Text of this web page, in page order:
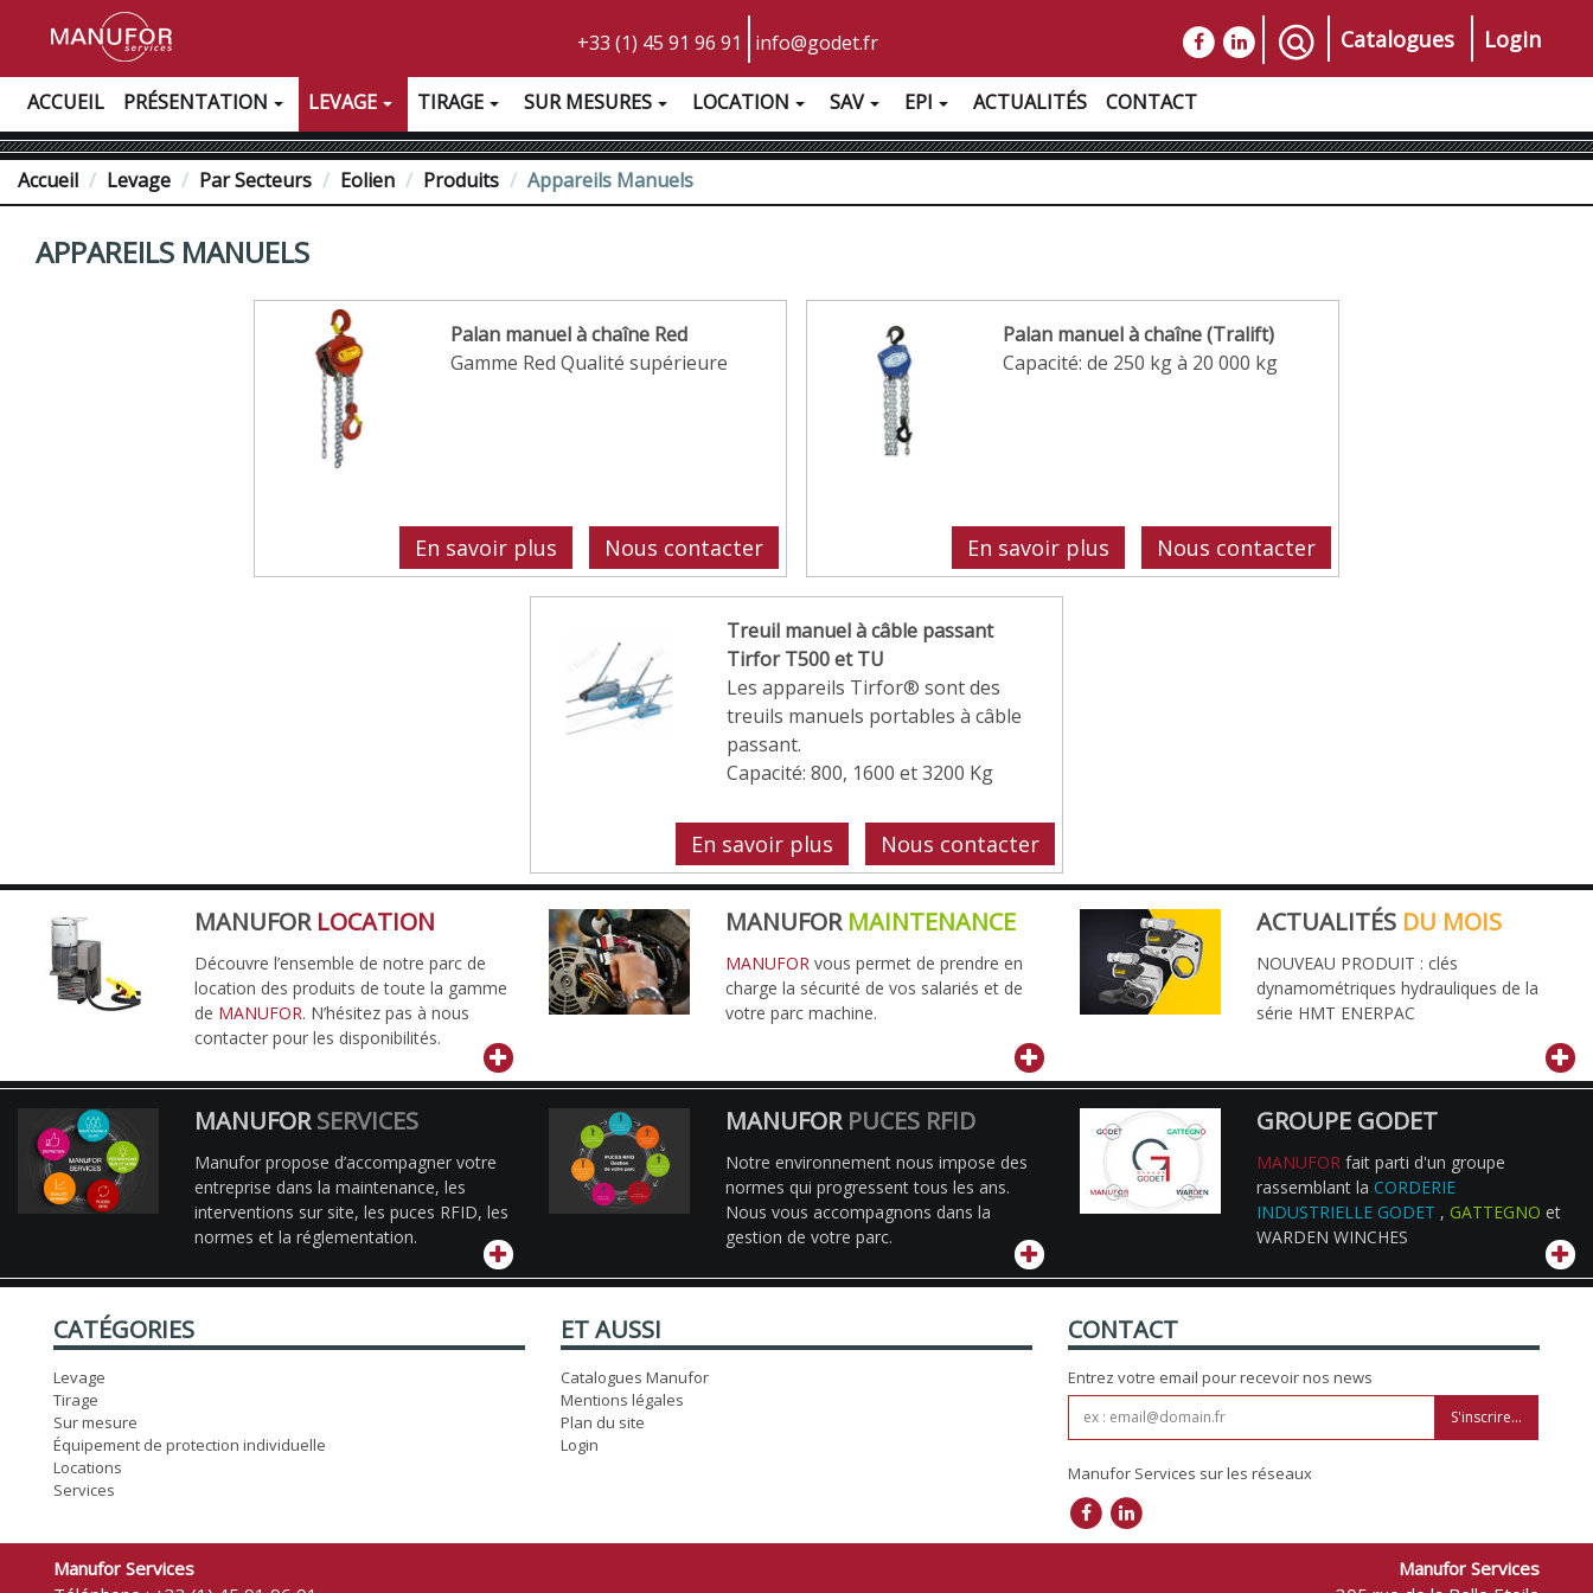
Catalogues Login
+33 (1) 45 91 96 91 info@godet.fr
ACCUEIL PRÉSENTATION LEVAGE TIRAGE SUR MESURES LOCATION SAV EPI ACTUALITÉS CONTACT
Accueil Levage Par Secteurs Eolien Produits Appareils Manuels
APPAREILS MANUELS
Palan manuel à chaîne Red
Gamme Red Qualité supérieure
Nous contacter
En savoir plus
Palan manuel à chaîne (Tralift)
Capacité: de 250 kg à 20 000 kg
Nous contacter
En savoir plus
Treuil manuel à câble passant
Tirfor T500 et TU
Les appareils Tirfor® sont des
treuils manuels portables à câble
passant.
Capacité: 800, 1600 et 3200 Kg
Nous contacter
En savoir plus
MANUFOR LOCATION
Découvre l’ensemble de notre parc de
location des produits de toute la gamme
de MANUFOR. N’hésitez pas à nous
contacter pour les disponibilités.
MANUFOR MAINTENANCE
MANUFOR vous permet de prendre en
charge la sécurité de vos salariés et de
votre parc machine.
ACTUALITÉS DU MOIS
NOUVEAU PRODUIT : clés
dynamométriques hydrauliques de la
série HMT ENERPAC
MANUFORSERVICES
Manufor propose d’accompagner votre
entreprise dans la maintenance, les
interventions sur site, les puces RFID, les
normes et la réglementation.
MANUFOR PUCES RFID
Notre environnement nous impose des
normes qui progressent tous les ans.
Nous vous accompagnons dans la
gestion de votre parc.
GROUPE GODET
MANUFOR fait parti d'un groupe
rassemblant la CORDERIE
INDUSTRIELLE GODET , GATTEGNO et
WARDEN WINCHES
CATÉGORIES
Levage
Tirage
Sur mesure
Équipement de protection individuelle
Locations
Services
ET AUSSI
Catalogues Manufor
Mentions légales
Plan du site
Login
CONTACT
Entrez votre email pour recevoir nos news
S'inscrire...
Manufor Services sur les réseaux
Manufor Services
Manufor Services